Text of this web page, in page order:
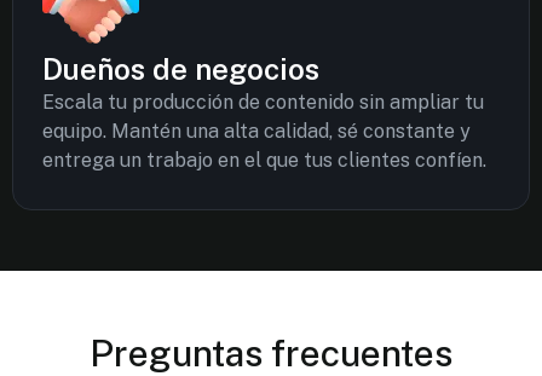
Dueños de negocios
Escala tu producción de contenido sin ampliar tu
equipo. Mantén una alta calidad, sé constante y
entrega un trabajo en el que tus clientes confíen.
Preguntas frecuentes